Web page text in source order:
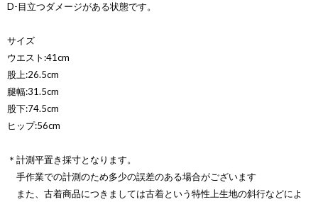
D-目立つダメージがある状態です。
サイズ
ウエスト:41cm
股上:26.5cm
腿幅:31.5cm
股下:74.5cm
ヒップ:56cm
＊計測平置き採寸となります。
手作業での計測のため多少の誤差のある場合がございます
また、古着商品につきましては古着という特性上生地の斜行などによ